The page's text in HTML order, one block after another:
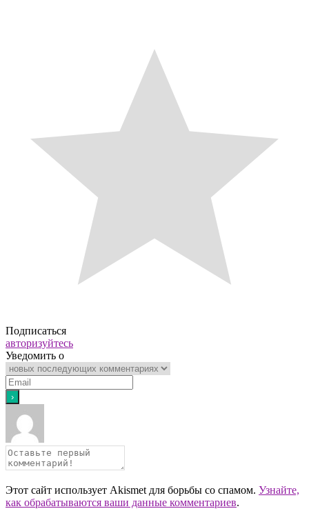
Подписаться
авторизуйтесь
Уведомить о
Этот сайт использует Akismet для борьбы со спамом. Узнайте,
как обрабатываются ваши данные комментариев.